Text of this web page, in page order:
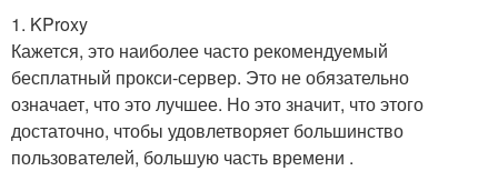
1. KProxy
Кажется, это наиболее часто рекомендуемый
бесплатный прокси-сервер. Это не обязательно
означает, что это лучшее. Но это значит, что этого
достаточно, чтобы удовлетворяет большинство
пользователей, большую часть времени .